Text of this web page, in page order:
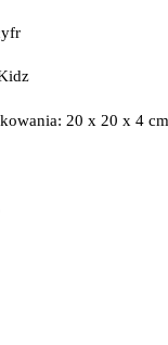
20 x 20 x 4 cm